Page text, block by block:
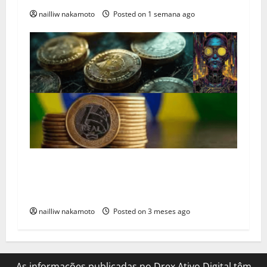
nailliw nakamoto Posted on 1 semana ago
nailliw nakamoto Posted on 3 meses ago